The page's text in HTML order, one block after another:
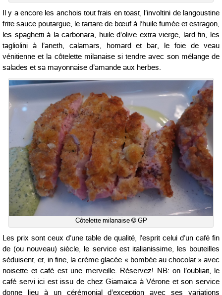
Il y a encore les anchois tout frais en toast, l’involtini de langoustine
frite sauce poutargue, le tartare de bœuf à l’huile fumée et estragon,
les spaghetti à la carbonara, huile d’olive extra vierge, lard fin, les
tagliolini à l’aneth, calamars, homard et bar, le foie de veau
vénitienne et la côtelette milanaise si tendre avec son mélange de
salades et sa mayonnaise d’amande aux herbes.
Côtelette milanaise © GP
Les prix sont ceux d’une table de qualité, l’esprit celui d’un café fin
de (ou nouveau) siècle, le service est italianissime, les bouteilles
séduisent, et, in fine, la crème glacée « bombée au chocolat » avec
noisette et café est une merveille. Réservez! NB: on l’oubliait, le
café servi ici est issu de chez Giamaica à Vérone et son service
donne lieu à un cérémonial d’exception avec ses variations